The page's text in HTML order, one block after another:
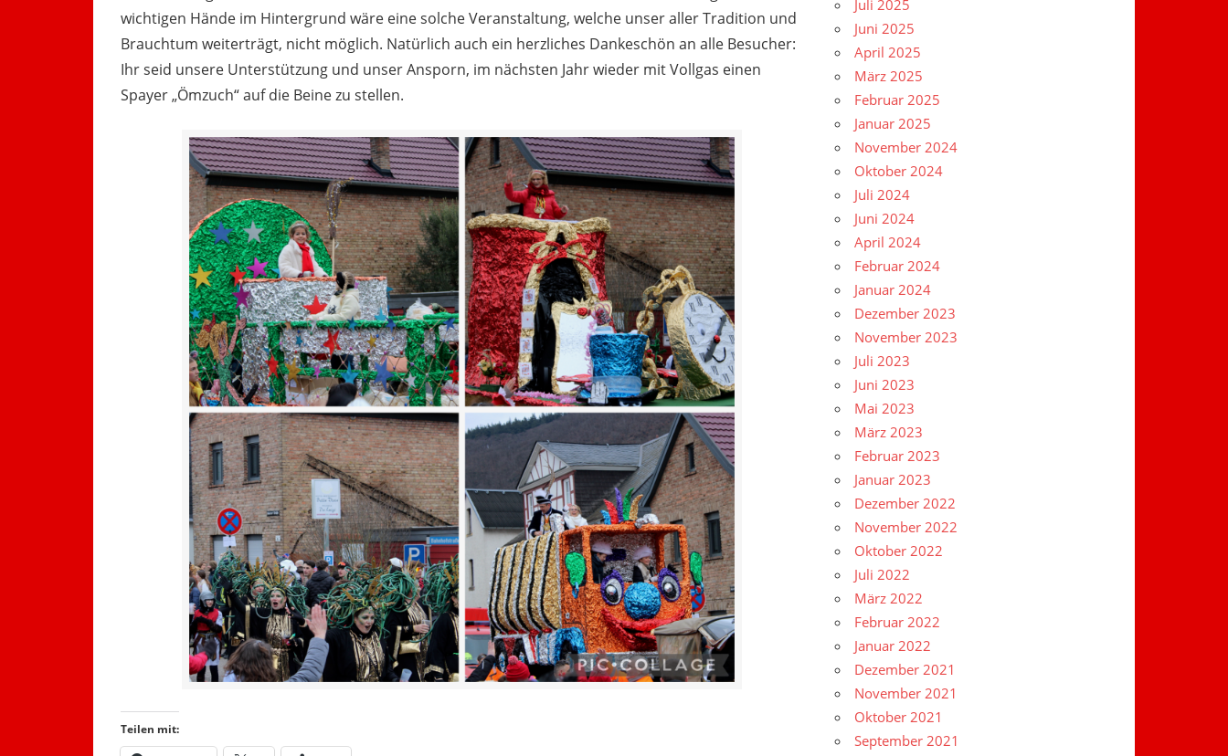
wichtigen Hände im Hintergrund wäre eine solche Veranstaltung, welche unser aller Tradition und
Brauchtum weiterträgt, nicht möglich. Natürlich auch ein herzliches Dankeschön an alle Besucher:
Ihr seid unsere Unterstützung und unser Ansporn, im nächsten Jahr wieder mit Vollgas einen
Spayer „Ömzuch“ auf die Beine zu stellen.
Teilen mit:
Juli 2025
Juni 2025
April 2025
März 2025
Februar 2025
Januar 2025
November 2024
Oktober 2024
Juli 2024
Juni 2024
April 2024
Februar 2024
Januar 2024
Dezember 2023
November 2023
Juli 2023
Juni 2023
Mai 2023
März 2023
Februar 2023
Januar 2023
Dezember 2022
November 2022
Oktober 2022
Juli 2022
März 2022
Februar 2022
Januar 2022
Dezember 2021
November 2021
Oktober 2021
September 2021